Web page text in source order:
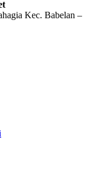
Kec. Babelan –